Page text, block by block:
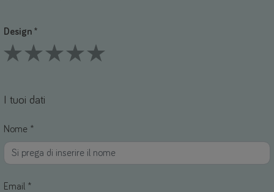
Design *
I tuoi dati
Nome *
Email *